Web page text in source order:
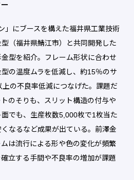
」にブースを構えた福井県工業技術
（福井県鯖江市）と共同開発した
型を紹介。フレーム形状に合わせ
の温度ムラを低減し、約15％のサ
の不良率低減につなげた。課題だ
のそりも、スリット構造の付与や
でも、生産枚数5,000枚で1枚当た
なるなど成果が出ている。前澤金
は流行による形や色の変化が頻繁
立する手間や不良率の増加が課題